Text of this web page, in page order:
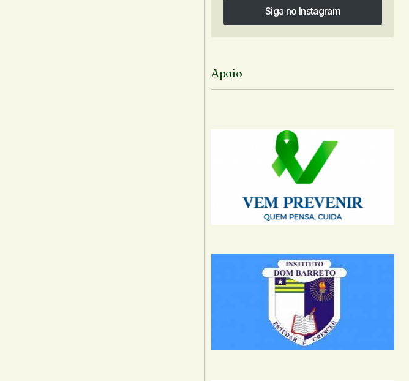
Siga no Instagram
Siga no Instagram
Apoio